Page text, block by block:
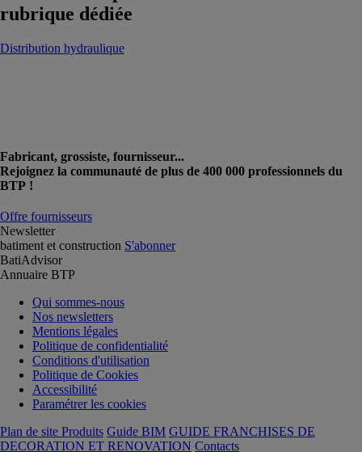
rubrique dédiée
Distribution hydraulique
Fabricant, grossiste, fournisseur...
Rejoignez la communauté de plus de 400 000 professionnels du
BTP !
Offre fournisseurs
Newsletter
batiment et construction S'abonner
BatiAdvisor
Annuaire BTP
Qui sommes-nous
Nos newsletters
Mentions légales
Politique de confidentialité
Conditions d'utilisation
Politique de Cookies
Accessibilité
Paramétrer les cookies
Plan de site Produits Guide BIM GUIDE FRANCHISES DE
DECORATION ET RENOVATION Contacts